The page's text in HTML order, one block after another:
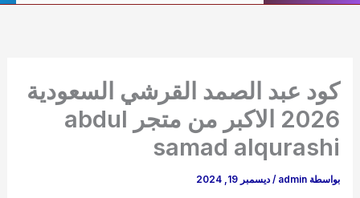
كود عبد الصمد القرشي السعودية
2026 الاكبر من متجر abdul
samad alqurashi
بواسطة admin
/ديسمبر 19, 2024